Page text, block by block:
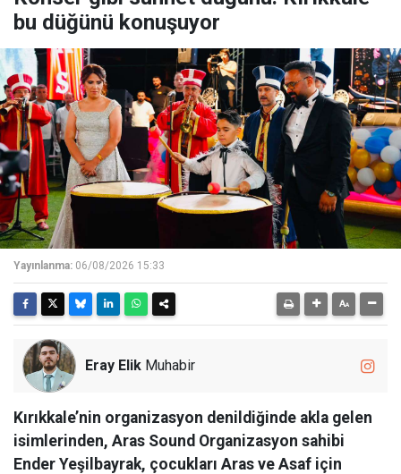
bu düğünü konuşuyor
Yayınlanma: 06/08/2026 15:33
Eray Elik Muhabir
Kırıkkale’nin organizasyon denildiğinde akla gelen
isimlerinden, Aras Sound Organizasyon sahibi
Ender Yeşilbayrak, çocukları Aras ve Asaf için